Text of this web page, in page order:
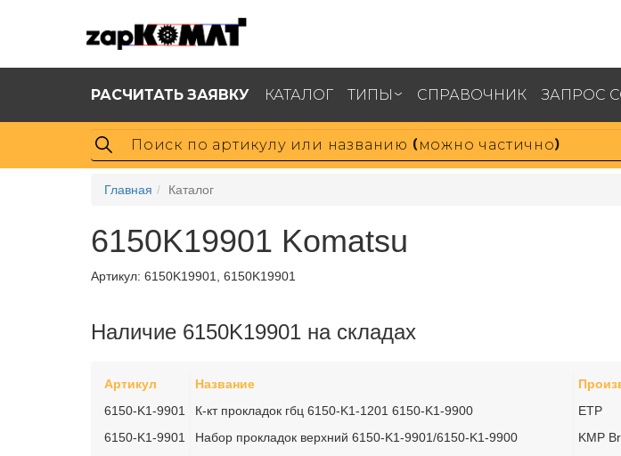
РАСЧИТАТЬ ЗАЯВКУ КАТАЛОГ ТИПЫ СПРАВОЧНИК ЗАПРОС
Главная Каталог
6150K19901 Komatsu
Артикул: 6150K19901, 6150K19901
Наличие 6150K19901 на складах
Артикул Название
6150-K1-9901
К-кт прокладок гбц 6150-K1-1201 6150-K1-9900 ETP
6150-K1-9901
Набор прокладок верхний 6150-K1-9901/6150-K1-9900 KMP